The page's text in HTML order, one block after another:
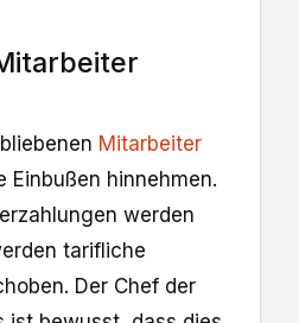
Mitarbeiter
Einbußen hinnehmen.
werden
tarifliche
Der Chef der